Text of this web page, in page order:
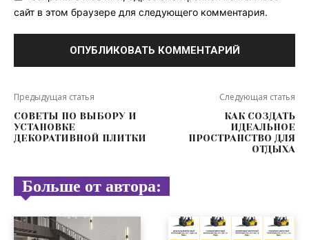
сайт в этом браузере для следующего комментария.
Предыдущая статья
СОВЕТЫ ПО ВЫБОРУ И
УСТАНОВКЕ
ДЕКОРАТИВНОЙ ПЛИТКИ
Следующая статья
КАК СОЗДАТЬ
ИДЕАЛЬНОЕ
ПРОСТРАНСТВО ДЛЯ
ОТДЫХА
Больше от автора: